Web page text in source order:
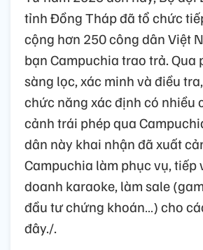
tỉnh Đồng Tháp đã tổ chức
cộng hơn 250 công dân Việt
bạn Campuchia trao trả. Qua
sàng lọc, xác minh và điều
chức năng xác định có nhiều
cảnh trái phép qua
dân này khai nhận đã xuất
Campuchia làm phục vụ, tiếp
doanh karaoke, làm sale
đầu tư chứng khoán…) cho
đây./.